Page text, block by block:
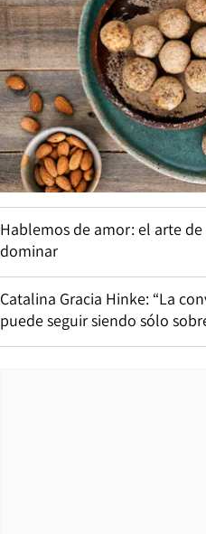
Hablemos de amor: el arte
dominar
Catalina Gracia Hinke: “La
puede seguir siendo sólo